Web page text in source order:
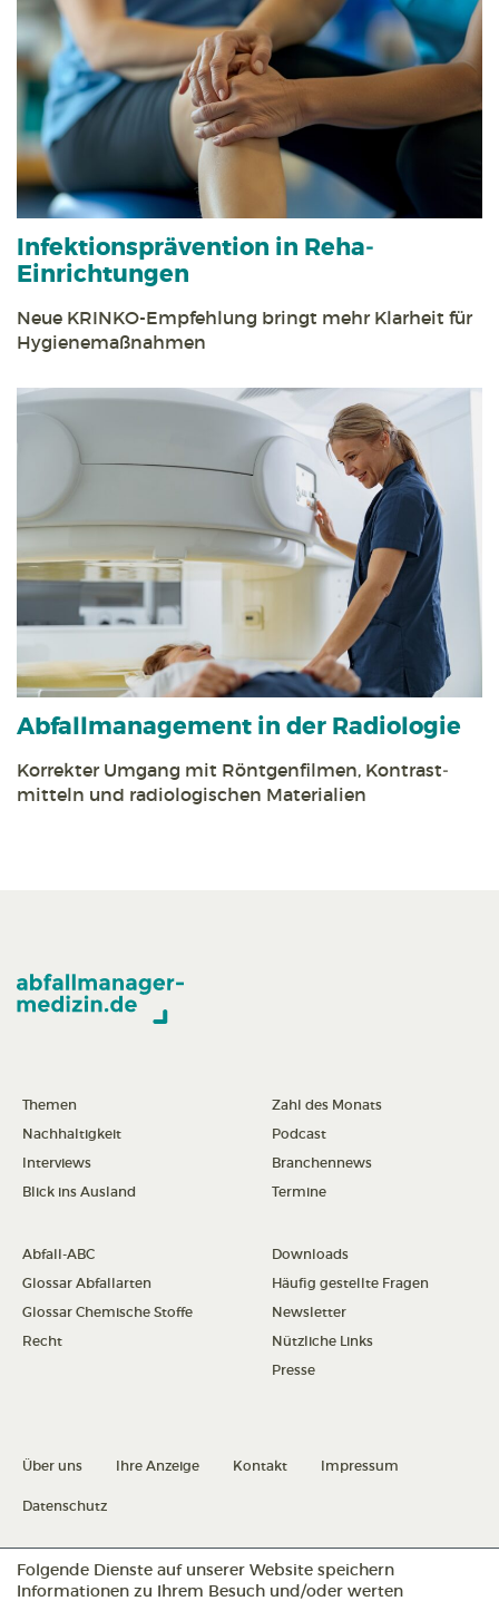
Infektions­prävention in Reha­
Einrichtungen
Neue KRINKO-Empfehlung bringt mehr Klarheit für
Hygiene­maßnahmen
Abfall­management in der Radiologie
Korrekter Umgang mit Röntgen­filmen, Kontrast­
mitteln und radiologischen Materialien
Themen
Nachhaltigkeit
Interviews
Blick ins Ausland
Zahl des Monats
Podcast
Branchennews
Termine
Abfall-ABC
Glossar Abfallarten
Glossar Chemische Stoffe
Recht
Downloads
Häufig gestellte Fragen
Newsletter
Nützliche Links
Presse
Über uns Ihre Anzeige Kontakt Impressum
Datenschutz
Datenschutz konfigurieren
Folgende Dienste auf unserer Website speichern
Informationen zu Ihrem Besuch und/oder werten